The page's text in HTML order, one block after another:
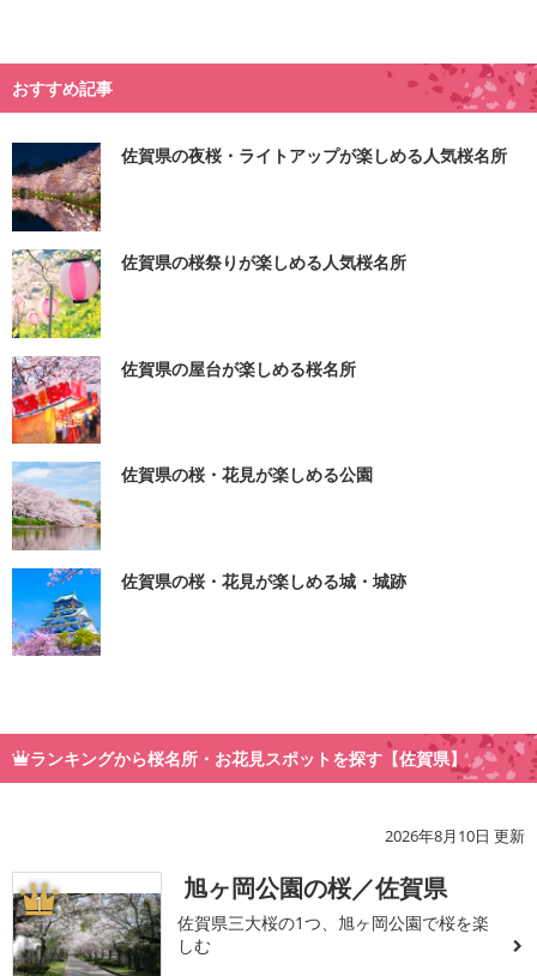
おすすめ記事
佐賀県の夜桜・ライトアップが楽しめる人気桜名所
佐賀県の桜祭りが楽しめる人気桜名所
佐賀県の屋台が楽しめる桜名所
佐賀県の桜・花見が楽しめる公園
佐賀県の桜・花見が楽しめる城・城跡
ランキングから桜名所・お花見スポットを探す【佐賀県】
2026年8月10日 更新
1 旭ヶ岡公園の桜／佐賀県
佐賀県三大桜の1つ、旭ヶ岡公園で桜を楽
しむ